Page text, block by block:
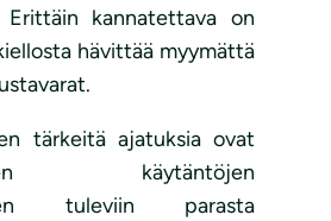
Erittäin kannatettava on
hävittää myymättä
tärkeitä ajatuksia ovat
käytäntöjen
tuleviin parasta